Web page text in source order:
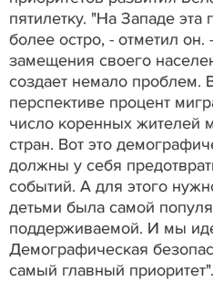
пятилетку. "На Западе эта
более остро, - отметил
замещения своего
создает немало проблем.
перспективе процент
число коренных жителей
стран. Вот это
должны у себя
событий. А для этого
детьми была самой
поддерживаемой. И мы
Демографическая
самый главный приоритет".